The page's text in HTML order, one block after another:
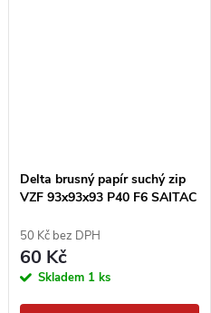
Delta brusný papír suchý zip
VZF 93x93x93 P40 F6 SAITAC
50 Kč bez DPH
60 Kč
Skladem 1 ks